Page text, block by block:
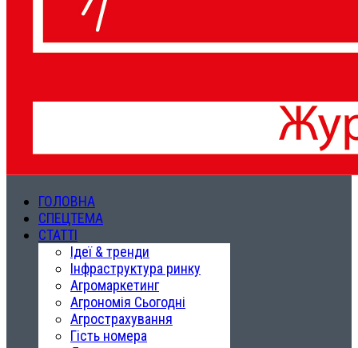
ГОЛОВНА
СПЕЦТЕМА
СТАТТІ
Ідеї & тренди
Інфраструктура ринку
Агромаркетинг
Агрономія Сьогодні
Агрострахування
Гість номера